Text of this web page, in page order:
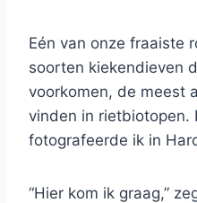
Eén van onze fraaiste
soorten kiekendieven
voorkomen, de meest
vinden in rietbiotopen.
fotografeerde ik in
“Hier kom ik graag,”